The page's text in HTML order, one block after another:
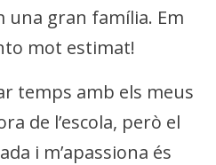
una gran família. Em
mot estimat!
temps amb els meus
de l’escola, però el
i m’apassiona és